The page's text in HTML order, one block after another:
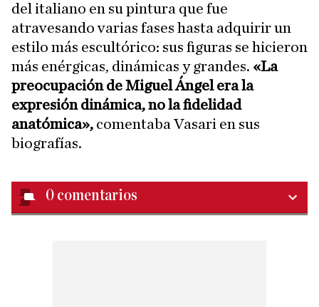
del italiano en su pintura que fue
atravesando varias fases hasta adquirir un
estilo más escultórico: sus figuras se hicieron
más enérgicas, dinámicas y grandes. «La
preocupación de Miguel Ángel era la
expresión dinámica, no la fidelidad
anatómica», comentaba Vasari en sus
biografías.
0 comentarios